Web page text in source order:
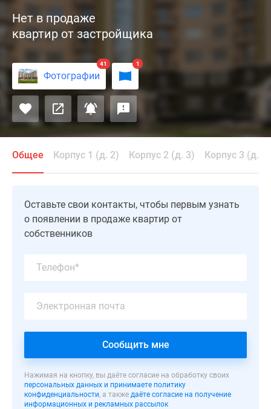
«Усово
Парк»
–
проект
бизнес-
класса,
возведенный
Красногорском
районе,
у
окружении
лесов.
площади
осуществлено
многоквартирных
домов
Нет в продаже
квартир от застройщика
Фотографии
41 1
Общее Корпус 1 (д. 2) Корпус 2 (д. 3) Корпус 3 (д. 4)
Оставьте свои контакты, чтобы первым узнать
о появлении в продаже квартир от
собственников
Сообщить мне
Нажимая на кнопку, вы даёте согласие на обработку своих
персональных данных и принимаете политику
конфиденциальности, а также даёте согласие на получение
информационных и рекламных рассылок